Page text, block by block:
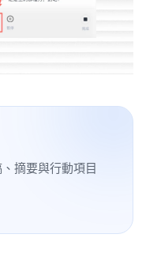
摘要與行動項目